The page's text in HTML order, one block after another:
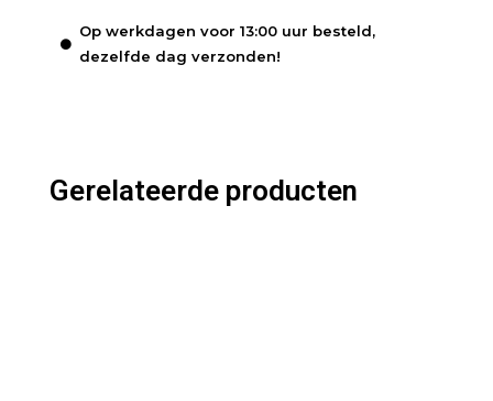
Op werkdagen voor 13:00 uur besteld,
dezelfde dag verzonden!
Gerelateerde producten